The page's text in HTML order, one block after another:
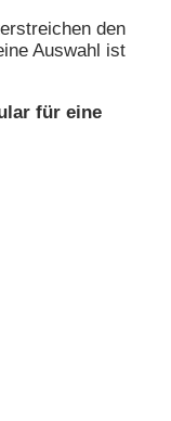
den
Auswahl ist
für eine